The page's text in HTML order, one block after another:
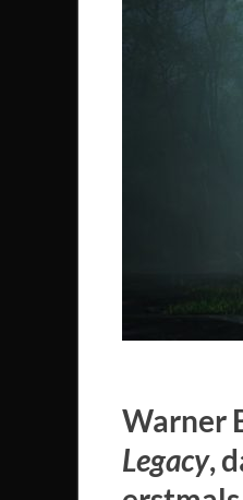
Warner
Legacy,